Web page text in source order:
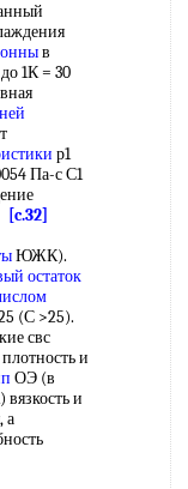
в
1К = 30
р1
Па-с С1
[c.32]
ЮЖК).
остаток
(С >25).
свс
плотность и
ОЭ (в
и
а